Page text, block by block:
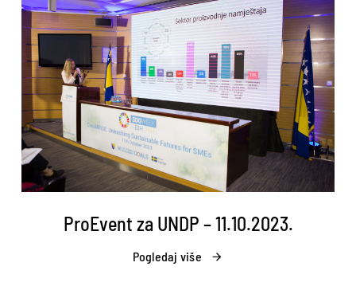
ProEvent za UNDP – 11.10.2023.
Pogledaj više